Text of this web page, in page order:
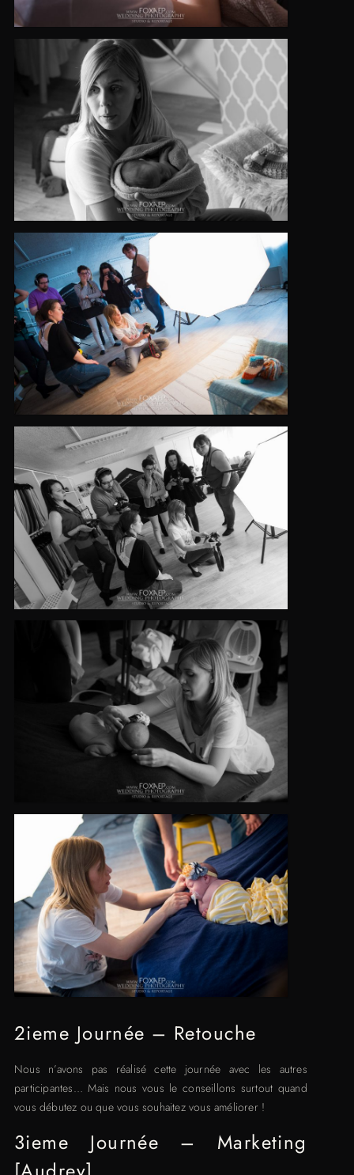
2ieme Journée – Retouche
Nous n’avons pas réalisé cette journée avec les autres
participantes… Mais nous vous le conseillons surtout quand
vous débutez ou que vous souhaitez vous améliorer !
3ieme Journée – Marketing